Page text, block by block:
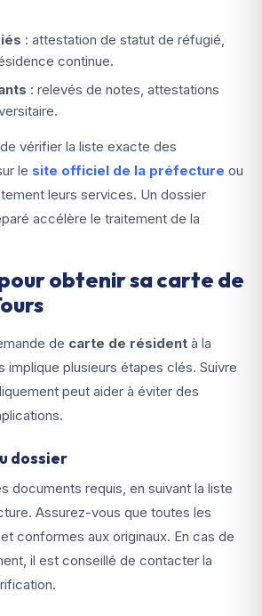
: attestation de statut de réfugié,
continue.
: relevés de notes, attestations
vérifier la liste exacte des
le site officiel de la préfecture ou
leurs services. Un dossier
accélère le traitement de la
obtenir sa carte de
de carte de résident à la
implique plusieurs étapes clés. Suivre
peut aider à éviter des
dossier
documents requis, en suivant la liste
Assurez-vous que toutes les
conformes aux originaux. En cas de
il est conseillé de contacter la